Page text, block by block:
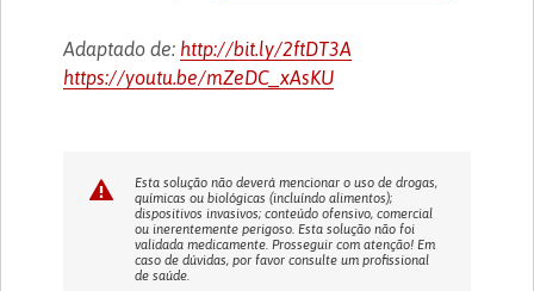
Adaptado de: http://bit.ly/2ftDT3A
https://youtu.be/mZeDC_xAsKU
Esta solução não deverá mencionar o uso de drogas,
químicas ou biológicas (incluíndo alimentos);
dispositivos invasivos; conteúdo ofensivo, comercial
ou inerentemente perigoso. Esta solução não foi
validada medicamente. Prosseguir com atenção! Em
caso de dúvidas, por favor consulte um profissional
de saúde.